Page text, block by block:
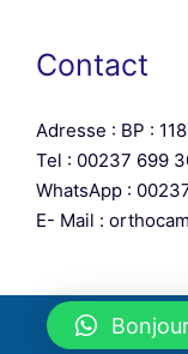
Contact
Adresse : BP :
Tel : 00237 699
WhatsApp :
E- Mail :